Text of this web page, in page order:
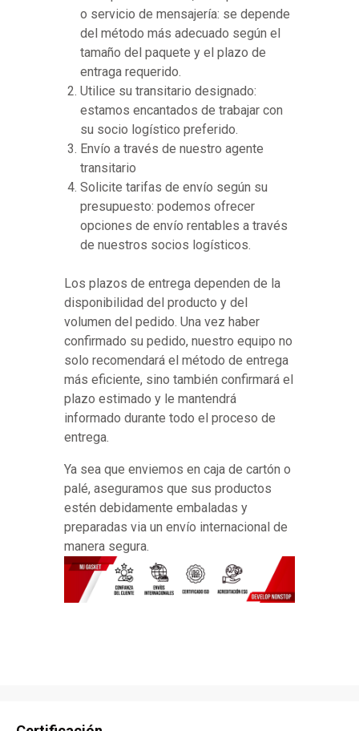
o servicio de mensajería: se depende
del método más adecuado según el
tamaño del paquete y el plazo de
entraga requerido.
Utilice su transitario designado:
estamos encantados de trabajar con
su socio logístico preferido.
Envío a través de nuestro agente
transitario
Solicite tarifas de envío según su
presupuesto: podemos ofrecer
opciones de envío rentables a través
de nuestros socios logísticos.
Los plazos de entrega dependen de la
disponibilidad del producto y del
volumen del pedido. Una vez haber
confirmado su pedido, nuestro equipo no
solo recomendará el método de entrega
más eficiente, sino también confirmará el
plazo estimado y le mantendrá
informado durante todo el proceso de
entrega.
Ya sea que enviemos en caja de cartón o
palé, aseguramos que sus productos
estén debidamente embaladas y
preparadas via un envío internacional de
manera segura.